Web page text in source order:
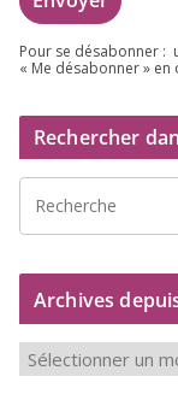
Pour se désa­bon­ner :
« Me désa­bon­ner » en
Rechercher
Archives
r